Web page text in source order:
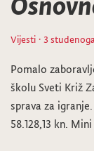
Vijesti · 3
Pomalo
školu Sveti Križ
sprava za
58.128,13 kn.